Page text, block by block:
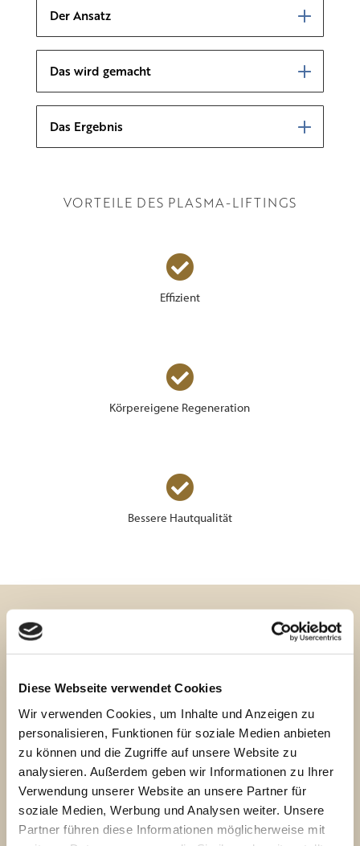
Diese Webseite verwendet Cookies
Wir verwenden Cookies, um Inhalte und Anzeigen zu
personalisieren, Funktionen für soziale Medien anbieten
zu können und die Zugriffe auf unsere Website zu
analysieren. Außerdem geben wir Informationen zu Ihrer
Verwendung unserer Website an unsere Partner für
soziale Medien, Werbung und Analysen weiter. Unsere
Partner führen diese Informationen möglicherweise mit
Der Ansatz
Das wird gemacht
Das Ergebnis
VORTEILE DES PLASMA-LIFTINGS

Effizient

Körpereigene Regeneration

Bessere Hautqualität
WEITERE FRAGEN ZUM PLASMA-
LIFTING
Für wen ist es geeignet?
Was ist dabei der Unterschied und
Vorteil zu anderen Anti-Aging
Verfahren?